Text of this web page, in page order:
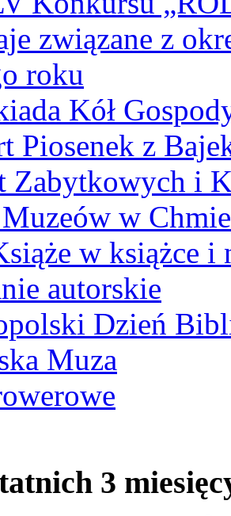
związane z
roku
Kół
Piosenek z
i
w
w książce i
autorskie
Dzień
Muza
3